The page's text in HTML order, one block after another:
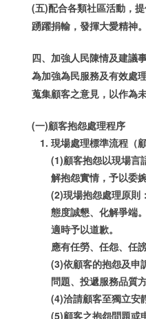
(五)配合各類社區活動，
踴躍捐輸，發揮大愛精神
四、加強人民陳情及建議
為加強為民服務及有效處
蒐集顧客之意見，以作為
(一)顧客抱怨處理程序
現場處理標準流程（
(1)顧客抱怨以現場言
解抱怨實情，予以委
(2)現場抱怨處理原則
態度誠懇、化解爭端
適時予以道歉。
應有任勞、任怨、任
(3)依顧客的抱怨及申
問題、投遞服務品質
(4)洽請顧客至獨立安
(5)顧客之抱怨問題或